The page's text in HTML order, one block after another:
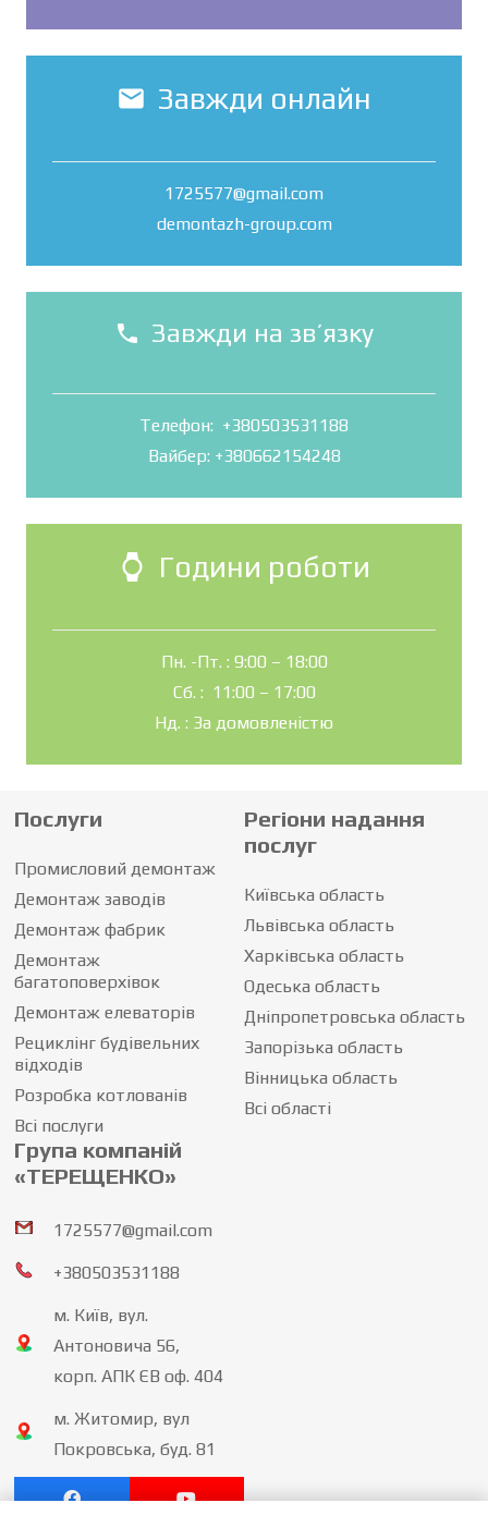
mail Завжди онлайн
1725577@gmail.com
demontazh-group.com
phone Завжди на зв’язку
Телефон: +380503531188
Вайбер: +380662154248
watch Години роботи
Пн. -Пт. : 9:00 – 18:00
Сб. : 11:00 – 17:00
Нд. : За домовленістю
Послуги
Промисловий демонтаж
Демонтаж заводів
Демонтаж фабрик
Демонтаж
багатоповерхівок
Демонтаж елеваторів
Рециклінг будівельних
відходів
Розробка котлованів
Всі послуги
Регіони надання
послуг
Київська область
Львівська область
Харківська область
Одеська область
Дніпропетровська область
Запорізька область
Вінницька область
Всі області
Група компаній
«ТЕРЕЩЕНКО»
1725577@gmail.com
+380503531188
м. Київ, вул.
Антоновича 56,
корп. АПК ЄВ оф. 404
м. Житомир, вул
Покровська, буд. 81